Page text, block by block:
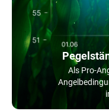
Als Pro-